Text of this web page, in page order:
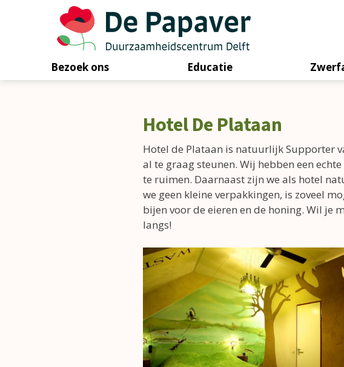
Bezoek ons Educatie
Hotel De Plataan
Hotel de Plataan is natuurlijk Supporter
al te graag steunen. Wij hebben een
te ruimen. Daarnaast zijn we als hotel
we geen kleine verpakkingen, is zoveel
bijen voor de eieren en de honing. Wil je
langs!